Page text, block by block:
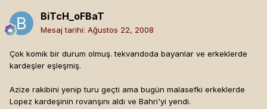
BiTcH_oFBaT
Mesaj tarihi: Ağustos 22, 2008
Çok komik bir durum olmuş. tekvandoda bayanlar ve erkeklerde
kardeşler eşleşmiş.
Azize rakibini yenip turu geçti ama bugün malasefki erkeklerde
Lopez kardeşinin rovanşını aldı ve Bahri'yi yendi.